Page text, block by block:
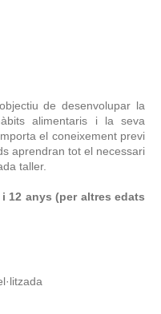
de desenvolupar la
alimentaris i la seva
el coneixement previ
aprendran tot el necessari
taller.
12 anys (per altres edats